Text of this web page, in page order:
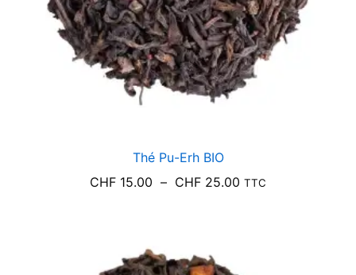
Thé Pu-Erh BIO
CHF 15.00 – CHF 25.00 Plage
TTC